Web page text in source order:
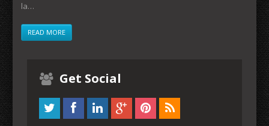
la…
READ MORE
Get Social